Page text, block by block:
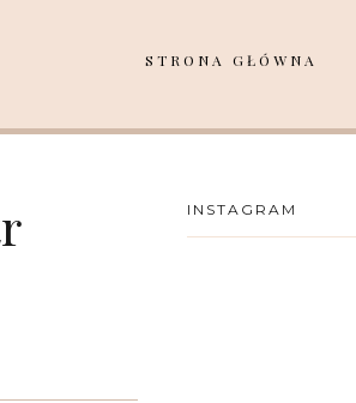
STRONA GŁÓWNA
INSTAGRAM